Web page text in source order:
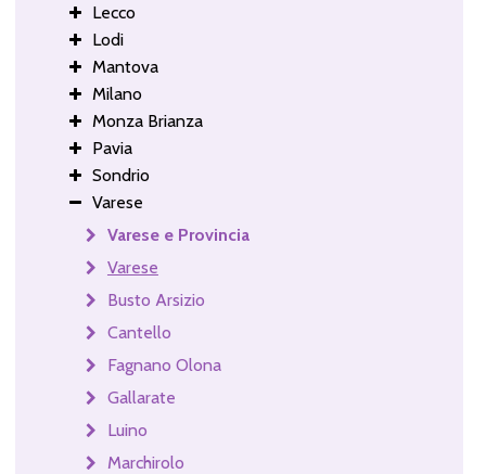
Lecco
Lodi
Mantova
Milano
Monza Brianza
Pavia
Sondrio
Varese
Varese e Provincia
Varese
Busto Arsizio
Cantello
Fagnano Olona
Gallarate
Luino
Marchirolo